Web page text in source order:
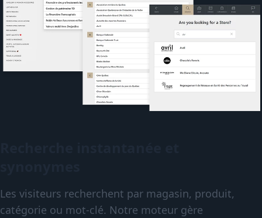
Les visiteurs recherchent par magasin, produit,
catégorie ou mot-clé. Notre moteur gère